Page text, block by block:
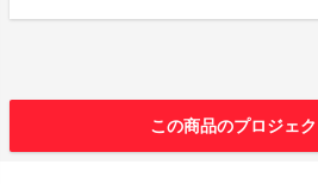
この商品のプロジェ